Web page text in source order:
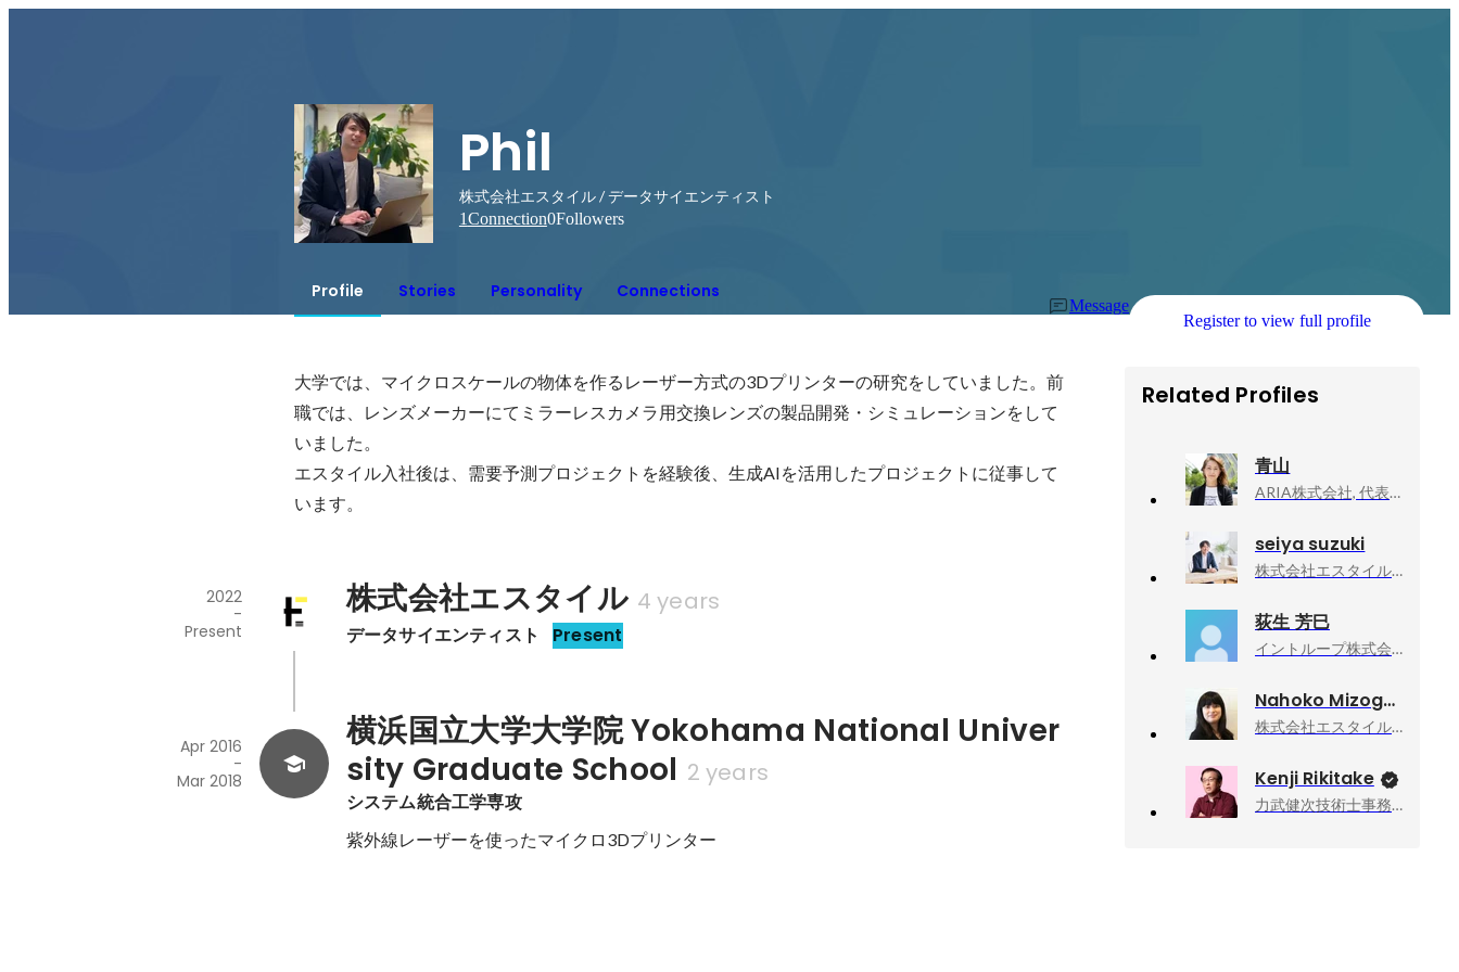
Phil
株式会社エスタイル / データサイエンティスト
1Connection0Followers
Profile Stories Personality Connections
Message
Register to view full profile
大学では、マイクロスケールの物体を作るレーザー方式の3Dプリンターの研究をしていました。前
職では、レンズメーカーにてミラーレスカメラ用交換レンズの製品開発・シミュレーションをして
いました。
エスタイル入社後は、需要予測プロジェクトを経験後、生成AIを活用したプロジェクトに従事して
います。
株式会社エスタイル 4 years
データサイエンティスト Present
2022
-
Present
横浜国立大学大学院 Yokohama National Univer
sity Graduate School 2 years
システム統合工学専攻
Apr 2016
-
Mar 2018
紫外線レーザーを使ったマイクロ3Dプリンター
Related Profiles
青山
ARIA株式会社, 代表取締役
seiya suzuki
株式会社エスタイル, データサイエンス事業部
荻生 芳巳
イントループ株式会社, 営業本部
Nahoko Mizoguchi
株式会社エスタイル, コーポレートグループ 人事企画チーム
Kenji Rikitake
力武健次技術士事務所, 所長